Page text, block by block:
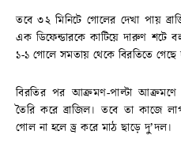
তবে ৩২ মিনিটে গোলের দেখা পায়
এক ডিফেন্ডারকে কাটিয়ে দারুণ শটে
১-১ গোলে সমতায় থেকে বিরতিতে গেছে
বিরতির পর আক্রমণ-পাল্টা
তৈরি করে ব্রাজিল। তবে তা কাজে
গোল না হলে ড্র করে মাঠ ছাড়ে দু’দল।